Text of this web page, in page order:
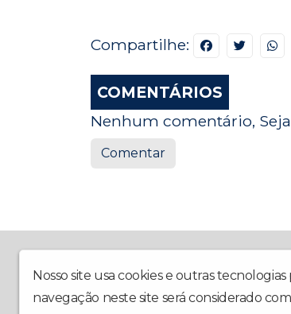
Compartilhe:
COMENTÁRIOS
Nenhum comentário,
Comentar
Nosso site usa cookies e outras
navegação neste site será considerado
A Rádio La Prima FM chegou
Comunidade e Boa Companhia Todo